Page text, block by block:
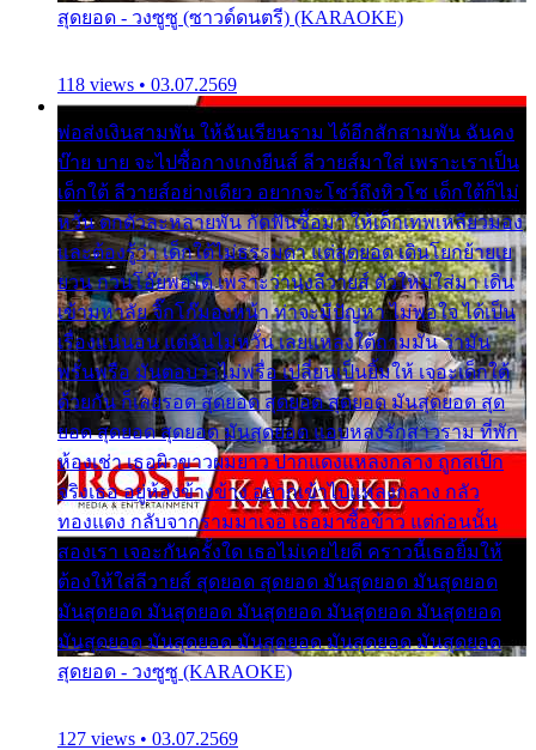
สุดยอด - วงซูซู (ซาวด์ดนตรี) (KARAOKE)
118 views • 03.07.2569
พ่อส่งเงินสามพัน ให้ฉันเรียนราม ได้อีกสักสามพัน ฉันคง
บ๊าย บาย จะไปซื้อกางเกงยีนส์ ลีวายส์มาใส่ เพราะเราเป็น
เด็กใต้ ลีวายส์อย่างเดียว อยากจะโชว์ถึงหิวโซ เด็กใต้ก็ไม่
หวั่น ตกตัวละหลายพัน กัดฟันซื้อมา ให้เด็กเทพเหลียวมอง
และต้องรู้ว่า เด็กใต้ไม่ธรรมดา แต่สุดยอด เดินโยกย้ายเย
ยวน กวนโอ๊ยพอได้ เพราะว่านุ่งลีวายส์ ตัวใหม่ใส่มา เดิน
เข้ามหาลัย จิ๊กโก๊มองหน้า ท่าจะมีปัญหา ไม่พอใจ ได้เป็น
เรื่องแน่นอน แต่ฉันไม่หวั่น เลยแหลงใต้ถามมัน ว่ามัน
พรั่นพรือ มันตอบว่าไม่พรื่อ เปลี่ยนเป็นยิ้มให้ เจอะเด็กใต้
ด้วยกัน ก็เลยรอด สุดยอด สุดยอด สุดยอด มันสุดยอด สุด
ยอด สุดยอด สุดยอด มันสุดยอด แอบหลงรักสาวราม ที่พัก
ห้องเช่า เธอผิวขาวผมยาว ปากแดงแหลงกลาง ถูกสเป็ก
จริงเธอ อยู่ห้องข้างข้าง อยากเข้าไปแหลงกลาง กลัว
ทองแดง กลับจากรามมาเจอ เธอมาซื้อข้าว แต่ก่อนนั้น
สองเรา เจอะกันครั้งใด เธอไม่เคยไยดี คราวนี้เธอยิ้มให้
ต้องให้ใส่ลีวายส์ สุดยอด สุดยอด มันสุดยอด มันสุดยอด
มันสุดยอด มันสุดยอด มันสุดยอด มันสุดยอด มันสุดยอด
มันสุดยอด มันสุดยอด มันสุดยอด มันสุดยอด มันสุดยอด
สุดยอด - วงซูซู (KARAOKE)
127 views • 03.07.2569